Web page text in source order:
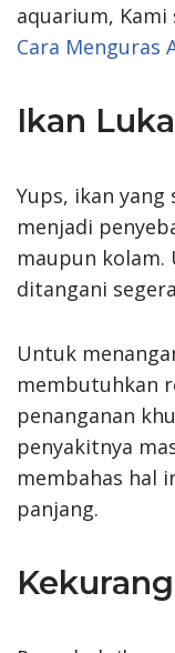
aquarium,
Cara Menguras
Ikan
Yups, ikan
menjadi
maupun
ditangani
Untuk
membutuhkan
penanganan
penyakitnya
membahas hal
panjang.